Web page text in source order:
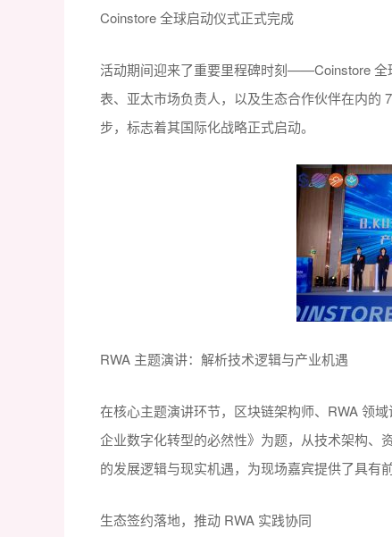
Coinstore 全球启动仪式正式完成
活动期间迎来了重要里程碑时刻——Coinstore 全
表、亚太市场负责人，以及生态合作伙伴在内的
步，标志着其国际化战略正式启动。
RWA 主题演讲：解析技术逻辑与产业机遇
在核心主题演讲环节，区块链架构师、RWA 领
企业数字化转型的必然性》为题，从技术架构、
的发展逻辑与现实机遇，为现场嘉宾提供了具有
生态签约落地，推动 RWA 实践协同